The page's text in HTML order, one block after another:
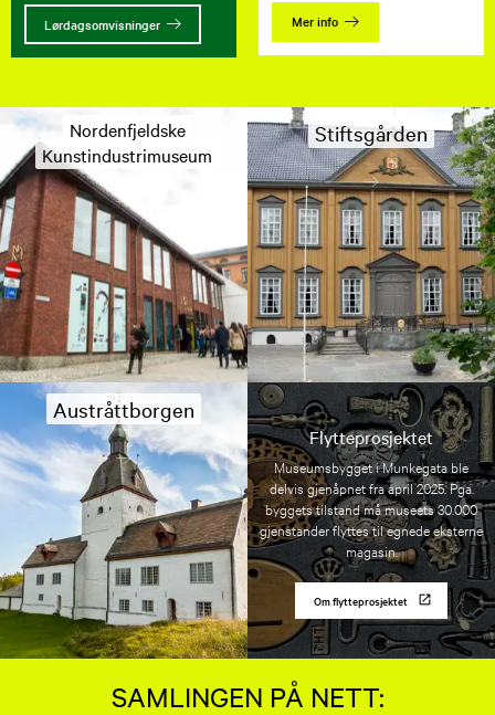
Lørdagsomvisninger Mer info
Nordenfjeldske
Kunstindustrimuseum
Stiftsgården
Austråttborgen
Flytteprosjektet
Museumsbygget i Munkegata ble
delvis gjenåpnet fra april 2025. Pga.
byggets tilstand må museets 30.000
gjenstander flyttes til egnede eksterne
magasin.
Om flytteprosjektet
SAMLINGEN PÅ NETT: